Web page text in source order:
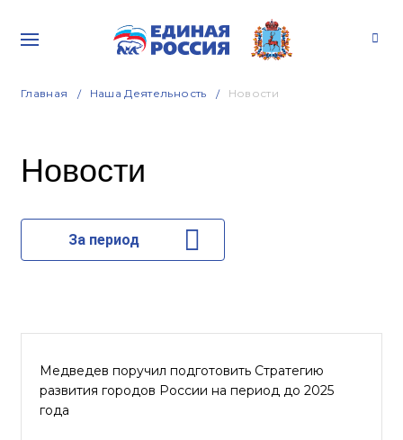
Главная Наша Деятельность Новости
Новости
За период
Медведев поручил подготовить Стратегию
развития городов России на период до 2025
года